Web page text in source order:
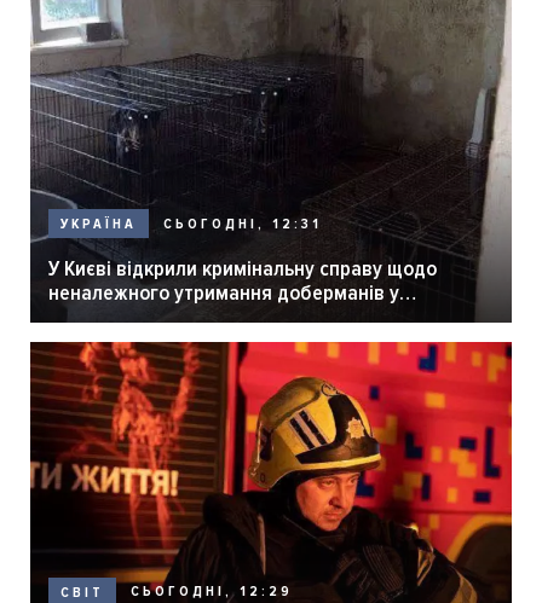
УКРАЇНА СЬОГОДНІ, 12:31
У Києві відкрили кримінальну справу щодо
неналежного утримання доберманів у
розпліднику
СВІТ СЬОГОДНІ, 12:29